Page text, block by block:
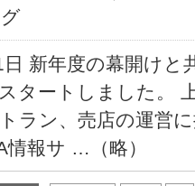
新年度の幕開けと
タートしました。
ラン、売店の運営
情報サ …（略）